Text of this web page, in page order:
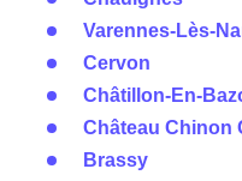
Varennes-Lès-
Cervon
Châtillon-En-
Château Chinon
Brassy